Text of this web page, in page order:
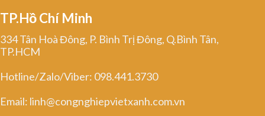
TP.Hồ Chí Minh
334 Tân Hoà Đông, P. Bình Trị Đông, Q.Bình Tân,
TP.HCM
Hotline/Zalo/Viber: 098.441.3730
Email: linh@congnghiepvietxanh.com.vn